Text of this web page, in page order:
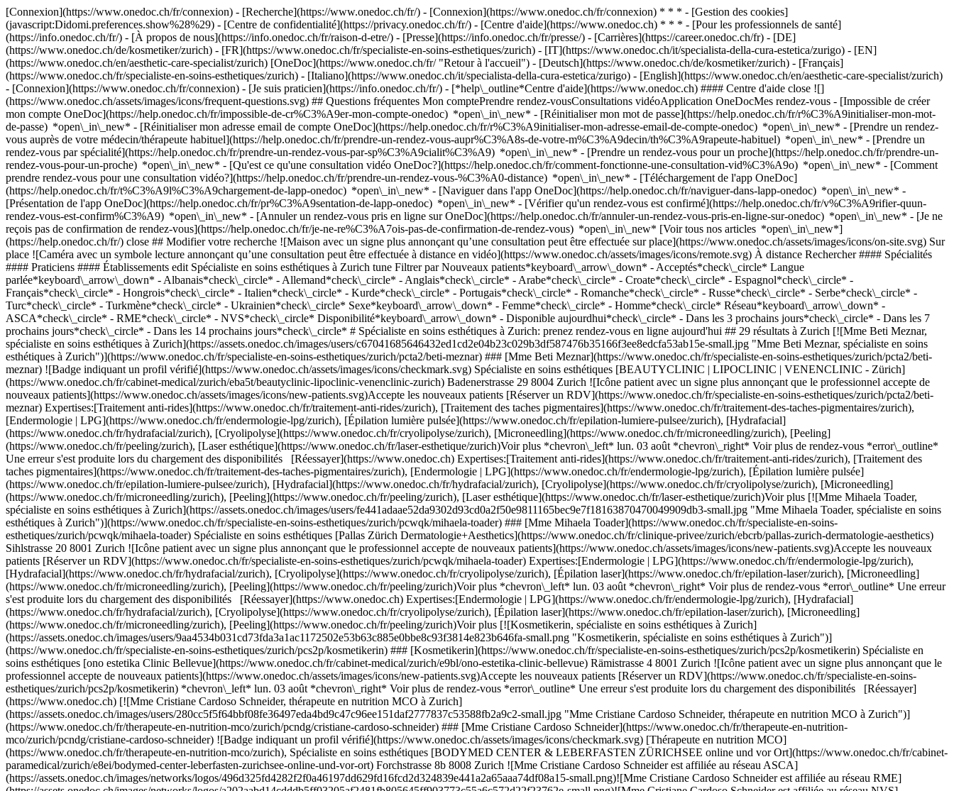
[Connexion](https://www.onedoc.ch/fr/connexion) - [Recherche](https://www.onedoc.ch/fr/) - [Connexion](https://www.onedoc.ch/fr/connexion) * * * - [Gestion des cookies]
(javascript:Didomi.preferences.show%28%29) - [Centre de confidentialité](https://privacy.onedoc.ch/fr/) - [Centre d'aide](https://www.onedoc.ch) * * * - [Pour les professionnels de santé]
(https://info.onedoc.ch/fr/) - [À propos de nous](https://info.onedoc.ch/fr/raison-d-etre/) - [Presse](https://info.onedoc.ch/fr/presse/) - [Carrières](https://career.onedoc.ch/fr) - [DE]
(https://www.onedoc.ch/de/kosmetiker/zurich) - [FR](https://www.onedoc.ch/fr/specialiste-en-soins-esthetiques/zurich) - [IT](https://www.onedoc.ch/it/specialista-della-cura-estetica/zurigo) - [EN]
(https://www.onedoc.ch/en/aesthetic-care-specialist/zurich) [OneDoc](https://www.onedoc.ch/fr/ "Retour à l'accueil") - [Deutsch](https://www.onedoc.ch/de/kosmetiker/zurich) - [Français]
(https://www.onedoc.ch/fr/specialiste-en-soins-esthetiques/zurich) - [Italiano](https://www.onedoc.ch/it/specialista-della-cura-estetica/zurigo) - [English](https://www.onedoc.ch/en/aesthetic-care-specialist/zurich)
- [Connexion](https://www.onedoc.ch/fr/connexion) - [Je suis praticien](https://info.onedoc.ch/fr/) - [*help\_outline*Centre d'aide](https://www.onedoc.ch) #### Centre d'aide close ![]
(https://www.onedoc.ch/assets/images/icons/frequent-questions.svg) ## Questions fréquentes Mon comptePrendre rendez-vousConsultations vidéoApplication OneDocMes rendez-vous - [Impossible de créer
mon compte OneDoc](https://help.onedoc.ch/fr/impossible-de-cr%C3%A9er-mon-compte-onedoc) *open\_in\_new* - [Réinitialiser mon mot de passe](https://help.onedoc.ch/fr/r%C3%A9initialiser-mon-mot-
de-passe) *open\_in\_new* - [Réinitialiser mon adresse email de compte OneDoc](https://help.onedoc.ch/fr/r%C3%A9initialiser-mon-adresse-email-de-compte-onedoc) *open\_in\_new* - [Prendre un rendez-
vous auprès de votre médecin/thérapeute habituel](https://help.onedoc.ch/fr/prendre-un-rendez-vous-aupr%C3%A8s-de-votre-m%C3%A9decin/th%C3%A9rapeute-habituel) *open\_in\_new* - [Prendre un
rendez-vous par spécialité](https://help.onedoc.ch/fr/prendre-un-rendez-vous-par-sp%C3%A9cialit%C3%A9) *open\_in\_new* - [Prendre un rendez-vous pour un proche](https://help.onedoc.ch/fr/prendre-un-
rendez-vous-pour-un-proche) *open\_in\_new* - [Qu'est ce qu'une consultation vidéo OneDoc?](https://help.onedoc.ch/fr/comment-fonctionne-une-consultation-vid%C3%A9o) *open\_in\_new* - [Comment
prendre rendez-vous pour une consultation vidéo?](https://help.onedoc.ch/fr/prendre-un-rendez-vous-%C3%A0-distance) *open\_in\_new* - [Téléchargement de l'app OneDoc]
(https://help.onedoc.ch/fr/t%C3%A9l%C3%A9chargement-de-lapp-onedoc) *open\_in\_new* - [Naviguer dans l'app OneDoc](https://help.onedoc.ch/fr/naviguer-dans-lapp-onedoc) *open\_in\_new* -
[Présentation de l'app OneDoc](https://help.onedoc.ch/fr/pr%C3%A9sentation-de-lapp-onedoc) *open\_in\_new* - [Vérifier qu'un rendez-vous est confirmé](https://help.onedoc.ch/fr/v%C3%A9rifier-quun-rendez-vous-est-confirm%C3%A9) *open\_in\_new* - [Annuler un rendez-vous pris en ligne sur OneDoc](https://help.onedoc.ch/fr/annuler-un-rendez-vous-pris-en-ligne-sur-onedoc) *open\_in\_new* - [Je ne reçois pas de confirmation de rendez-vous](https://help.onedoc.ch/fr/je-ne-re%C3%A7ois-pas-de-confirmation-de-rendez-vous) *open\_in\_new* [Voir tous nos articles *open\_in\_new*](https://help.onedoc.ch/fr/) close ## Modifier votre recherche ![Maison avec un signe plus annonçant qu’une consultation peut être effectuée sur place](https://www.onedoc.ch/assets/images/icons/on-site.svg) Sur place ![Caméra avec un symbole lecture annonçant qu’une consultation peut être effectuée à distance en vidéo](https://www.onedoc.ch/assets/images/icons/remote.svg) À distance Rechercher #### Spécialités #### Praticiens #### Établissements edit Spécialiste en soins esthétiques à Zurich tune Filtrer par Nouveaux patients*keyboard\_arrow\_down* - Acceptés*check\_circle* Langue parlée*keyboard\_arrow\_down* - Albanais*check\_circle* - Allemand*check\_circle* - Anglais*check\_circle* - Arabe*check\_circle* - Croate*check\_circle* - Espagnol*check\_circle* - Français*check\_circle* - Hongrois*check\_circle* - Italien*check\_circle* - Kurde*check\_circle* - Portugais*check\_circle* - Romanche*check\_circle* - Russe*check\_circle* - Serbe*check\_circle* - Turc*check\_circle* - Turkmène*check\_circle* - Ukrainien*check\_circle* Sexe*keyboard\_arrow\_down* - Femme*check\_circle* - Homme*check\_circle* Réseau*keyboard\_arrow\_down* - ASCA*check\_circle* - RME*check\_circle* - NVS*check\_circle* Disponibilité*keyboard\_arrow\_down* - Disponible aujourdhui*check\_circle* - Dans les 3 prochains jours*check\_circle* - Dans les 7 prochains jours*check\_circle* - Dans les 14 prochains jours*check\_circle* # Spécialiste en soins esthétiques à Zurich: prenez rendez-vous en ligne aujourd'hui ## 29 résultats à Zurich [![Mme Beti Meznar, spécialiste en soins esthétiques à Zurich](https://assets.onedoc.ch/images/users/c67041685646432ed1cd2e04b23c029b3df587476b35166f3ee8edcfa53ab15e-small.jpg "Mme Beti Meznar, spécialiste en soins esthétiques à Zurich")](https://www.onedoc.ch/fr/specialiste-en-soins-esthetiques/zurich/pcta2/beti-meznar) ### [Mme Beti Meznar](https://www.onedoc.ch/fr/specialiste-en-soins-esthetiques/zurich/pcta2/beti-meznar) ![Badge indiquant un profil vérifié](https://www.onedoc.ch/assets/images/icons/checkmark.svg) Spécialiste en soins esthétiques [BEAUTYCLINIC | LIPOCLINIC | VENENCLINIC - Zürich](https://www.onedoc.ch/fr/cabinet-medical/zurich/eba5t/beautyclinic-lipoclinic-venenclinic-zurich) Badenerstrasse 29 8004 Zurich ![Icône patient avec un signe plus annonçant que le professionnel accepte de nouveaux patients](https://www.onedoc.ch/assets/images/icons/new-patients.svg)Accepte les nouveaux patients [Réserver un RDV](https://www.onedoc.ch/fr/specialiste-en-soins-esthetiques/zurich/pcta2/beti-meznar) Expertises:[Traitement anti-rides](https://www.onedoc.ch/fr/traitement-anti-rides/zurich), [Traitement des taches pigmentaires](https://www.onedoc.ch/fr/traitement-des-taches-pigmentaires/zurich), [Endermologie | LPG](https://www.onedoc.ch/fr/endermologie-lpg/zurich), [Épilation lumière pulsée](https://www.onedoc.ch/fr/epilation-lumiere-pulsee/zurich), [Hydrafacial](https://www.onedoc.ch/fr/hydrafacial/zurich), [Cryolipolyse](https://www.onedoc.ch/fr/cryolipolyse/zurich), [Microneedling](https://www.onedoc.ch/fr/microneedling/zurich), [Peeling](https://www.onedoc.ch/fr/peeling/zurich), [Laser esthétique](https://www.onedoc.ch/fr/laser-esthetique/zurich)Voir plus *chevron\_left* lun. 03 août *chevron\_right* Voir plus de rendez-vous *error\_outline* Une erreur s'est produite lors du chargement des disponibilités [Réessayer](https://www.onedoc.ch) Expertises:[Traitement anti-rides](https://www.onedoc.ch/fr/traitement-anti-rides/zurich), [Traitement des taches pigmentaires](https://www.onedoc.ch/fr/traitement-des-taches-pigmentaires/zurich), [Endermologie | LPG](https://www.onedoc.ch/fr/endermologie-lpg/zurich), [Épilation lumière pulsée](https://www.onedoc.ch/fr/epilation-lumiere-pulsee/zurich), [Hydrafacial](https://www.onedoc.ch/fr/hydrafacial/zurich), [Cryolipolyse](https://www.onedoc.ch/fr/cryolipolyse/zurich), [Microneedling](https://www.onedoc.ch/fr/microneedling/zurich), [Peeling](https://www.onedoc.ch/fr/peeling/zurich), [Laser esthétique](https://www.onedoc.ch/fr/laser-esthetique/zurich)Voir plus [![Mme Mihaela Toader, spécialiste en soins esthétiques à Zurich](https://assets.onedoc.ch/images/users/fe441adaae52da9302d93cd0a2f50e9811165bec9e7f18163870470049909db3-small.jpg "Mme Mihaela Toader, spécialiste en soins esthétiques à Zurich")](https://www.onedoc.ch/fr/specialiste-en-soins-esthetiques/zurich/pcwqk/mihaela-toader) ### [Mme Mihaela Toader](https://www.onedoc.ch/fr/specialiste-en-soins-esthetiques/zurich/pcwqk/mihaela-toader) Spécialiste en soins esthétiques [Pallas Zürich Dermatologie+Aesthetics](https://www.onedoc.ch/fr/clinique-privee/zurich/ebcrb/pallas-zurich-dermatologie-aesthetics) Sihlstrasse 20 8001 Zurich ![Icône patient avec un signe plus annonçant que le professionnel accepte de nouveaux patients](https://www.onedoc.ch/assets/images/icons/new-patients.svg)Accepte les nouveaux patients [Réserver un RDV](https://www.onedoc.ch/fr/specialiste-en-soins-esthetiques/zurich/pcwqk/mihaela-toader) Expertises:[Endermologie | LPG](https://www.onedoc.ch/fr/endermologie-lpg/zurich), [Hydrafacial](https://www.onedoc.ch/fr/hydrafacial/zurich), [Cryolipolyse](https://www.onedoc.ch/fr/cryolipolyse/zurich), [Épilation laser](https://www.onedoc.ch/fr/epilation-laser/zurich), [Microneedling](https://www.onedoc.ch/fr/microneedling/zurich), [Peeling](https://www.onedoc.ch/fr/peeling/zurich)Voir plus *chevron\_left* lun. 03 août *chevron\_right* Voir plus de rendez-vous *error\_outline* Une erreur s'est produite lors du chargement des disponibilités [Réessayer](https://www.onedoc.ch) Expertises:[Endermologie | LPG](https://www.onedoc.ch/fr/endermologie-lpg/zurich), [Hydrafacial](https://www.onedoc.ch/fr/hydrafacial/zurich), [Cryolipolyse](https://www.onedoc.ch/fr/cryolipolyse/zurich), [Épilation laser](https://www.onedoc.ch/fr/epilation-laser/zurich), [Microneedling](https://www.onedoc.ch/fr/microneedling/zurich), [Peeling](https://www.onedoc.ch/fr/peeling/zurich)Voir plus [![Kosmetikerin, spécialiste en soins esthétiques à Zurich](https://assets.onedoc.ch/images/users/9aa4534b031cd73fda3a1ac1172502e53b63c885e0bbe8c93f3814e823b646fa-small.png "Kosmetikerin, spécialiste en soins esthétiques à Zurich")](https://www.onedoc.ch/fr/specialiste-en-soins-esthetiques/zurich/pcs2p/kosmetikerin) ### [Kosmetikerin](https://www.onedoc.ch/fr/specialiste-en-soins-esthetiques/zurich/pcs2p/kosmetikerin) Spécialiste en soins esthétiques [ono estetika Clinic Bellevue](https://www.onedoc.ch/fr/cabinet-medical/zurich/e9bl/ono-estetika-clinic-bellevue) Rämistrasse 4 8001 Zurich ![Icône patient avec un signe plus annonçant que le professionnel accepte de nouveaux patients](https://www.onedoc.ch/assets/images/icons/new-patients.svg)Accepte les nouveaux patients [Réserver un RDV](https://www.onedoc.ch/fr/specialiste-en-soins-esthetiques/zurich/pcs2p/kosmetikerin) *chevron\_left* lun. 03 août *chevron\_right* Voir plus de rendez-vous *error\_outline* Une erreur s'est produite lors du chargement des disponibilités [Réessayer](https://www.onedoc.ch) [![Mme Cristiane Cardoso Schneider, thérapeute en nutrition MCO à Zurich](https://assets.onedoc.ch/images/users/280cc5f5f64bbf08fe36497eda4bd9c47c96ee151daf2777837c53588fb2a9c2-small.jpg "Mme Cristiane Cardoso Schneider, thérapeute en nutrition MCO à Zurich")](https://www.onedoc.ch/fr/therapeute-en-nutrition-mco/zurich/pcndg/cristiane-cardoso-schneider) ### [Mme Cristiane Cardoso Schneider](https://www.onedoc.ch/fr/therapeute-en-nutrition-mco/zurich/pcndg/cristiane-cardoso-schneider) ![Badge indiquant un profil vérifié](https://www.onedoc.ch/assets/images/icons/checkmark.svg) [Thérapeute en nutrition MCO](https://www.onedoc.ch/fr/therapeute-en-nutrition-mco/zurich), Spécialiste en soins esthétiques [BODYMED CENTER & LEBERFASTEN ZÜRICHSEE online und vor Ort](https://www.onedoc.ch/fr/cabinet-paramedical/zurich/e8ei/bodymed-center-leberfasten-zurichsee-online-und-vor-ort) Forchstrasse 8b 8008 Zurich ![Mme Cristiane Cardoso Schneider est affiliée au réseau ASCA](https://assets.onedoc.ch/images/networks/logos/496d325fd4282f2f0a46197dd629fd16fcd2d324839e441a2a65aaa74df08a15-small.png)![Mme Cristiane Cardoso Schneider est affiliée au réseau RME](https://assets.onedoc.ch/images/networks/logos/a202aabd14cdddb5ff03205af2481fb805645ff903773c55a6c572d22f23762e-small.png)![Mme Cristiane Cardoso Schneider est affiliée au réseau NVS](https://assets.onedoc.ch/images/networks/logos/9a2241fd4e36c4b6fa68d6b2b5a7d8e03f1311a3e91f86936a143e15035d5cb6-small.png) ![Icône caméra avec un symbole lecture annonçant que le professionnel de santé propose des consultations vidéo](https://www.onedoc.ch/assets/images/icons/video-consultations.svg)Consultations vidéo disponibles ![Icône patient avec un signe plus annonçant que le professionnel accepte de nouveaux patients](https://www.onedoc.ch/assets/images/icons/new-patients.svg)Accepte les nouveaux patients [Réserver un RDV](https://www.onedoc.ch/fr/therapeute-en-nutrition-mco/zurich/pcndg/cristiane-cardoso-schneider) Expertises:[Diabète](https://www.onedoc.ch/fr/diabete/zurich), [Troubles du comportement alimentaire](https://www.onedoc.ch/fr/troubles-du-comportement-alimentaire/zurich), [Céphalée et migraine](https://www.onedoc.ch/fr/cephalee-et-migraine/zurich), [Burn out](https://www.onedoc.ch/fr/burn-out/zurich), [Conseil conjugal et familial](https://www.onedoc.ch/fr/conseil-conjugal-et-familial/zurich), [D